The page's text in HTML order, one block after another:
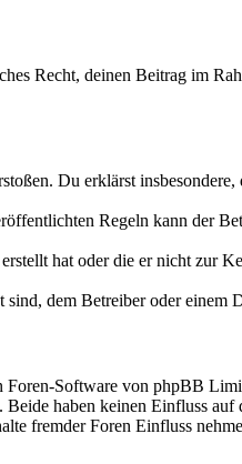
Recht, deinen Beitrag im
Du erklärst
Regeln kann der
hat oder die er nicht zur
dem Betreiber oder einem
Foren-Software von phpBB
haben keinen Einfluss
fremder Foren Einfluss